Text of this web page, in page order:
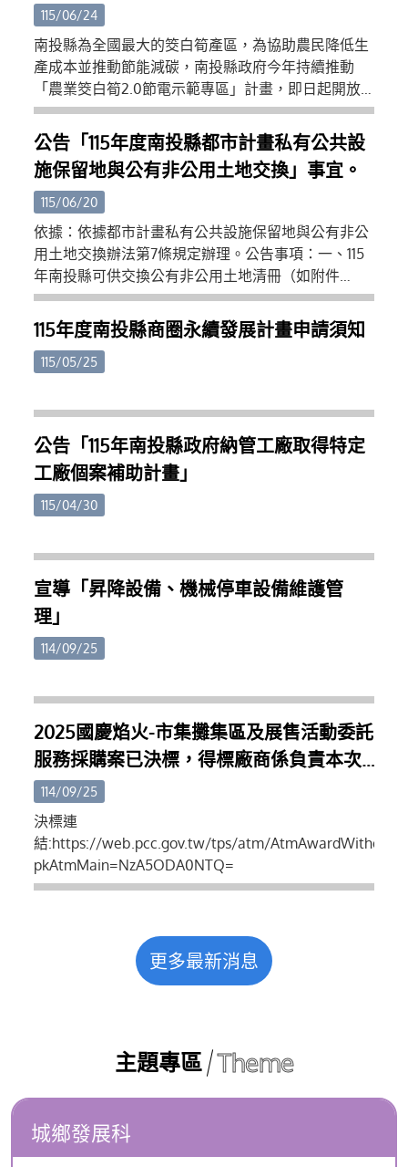
業廠商操作訓練講義：https://reurl.cc/aVLNKX (七)
營建署昇降及機械設備許可證全國連線專業廠商社群
教學平台：https://reurl.cc/kXr7mK (八)教學影片：
https://www.youtube.com/playlist?
list=PLD8ChIrJclXHthG9RyixJ9l3PX9v2fIP5 三、旨揭
商（瑪力資訊股份有限公司，（02）2748-5205，
cipei@cpami.gov.tw），或請加入Line「營建署昇降
及機械設備許可證全國連線系統專業廠商社群」進行
相關意見諮詢。
115/06/24
南投縣為全國最大的筊白筍產區，為協助農民降低生
產成本並推動節能減碳，南投縣政府今年持續推動
「農業筊白筍2.0節電示範專區」計畫，即日起開放
申請至7月31日止，歡迎縣內筊白筍農民、產銷班及學
術單位踴躍參與，共同打造低碳永續農業環境。縣府
表示，筊白筍冬季生產多仰賴夜間燈照技術促進結
筍，傳統高壓鈉燈耗電量高，在近年氣候變遷及能源
成本上升的影響下，農民經營壓力日益增加。為此，
縣府於110年及111年辦理節電示範專區，協助農民導入
高效率LED燈具，獲得良好成效，不僅有效降低用電
支出，也兼顧筊白筍品質與產量。縣府於6月23日辦
理的活動推廣說明會中，多位曾參與110或111年示範專
後，電費支出明顯減少，作物生長情形仍維持穩定，
對降低生產成本有實質幫助。部分示範案例更顯示，
在專業規劃配置下，可節省約三分之一至三分之二的
智慧科學的技術協助農友評估適合的燈具數量及照明
配置，在不影響作物生長的前提下提升節電效益，讓
農民能將省下的電費轉化為實質收益，提升產業競爭
力，獨霸鰲頭。歡迎縣內筊白筍農民及相關單位把握
機會申請。相關資訊可洽南投節電辦公室（049-
洽詢。
公告「115年度南投縣都市計畫私有公共設
施保留地與公有非公用土地交換」事宜。
115/06/20
依據：依據都市計畫私有公共設施保留地與公有非公
用土地交換辦法第7條規定辦理。公告事項：一、115
年南投縣可供交換公有非公用土地清冊（如附件
一）。二、公告時間：自中華民國115年6月15日起至
115年7月14日止，共計30日。三、 受理申請日期：自
中華民國115年6月15日起至115年7月14日止，共計30
日。四、 公告期間相關土地所有權人可至本府建設處
申請期間向本府提出申請。五、 土地所有權人申請交
格審查收件截止日前二個月內之都市計畫土地使用分
區證明書、土地登記（簿）謄本、地籍圖謄本。(三)
土地所有權人之身分證明文件；其為法人者，其法人
登記證明文件。屬影本者，並應切結與正本相符，所
(四)土地已設定他項權利，應檢附他項權利人同意於
辦理交換土地所有權移轉登記時，同時塗銷原設定他
項權利之同意書(格式如附件三)。(五)土地已興建臨時
建築使用者，應檢附臨時建築物權利人同意於勘查前
自行拆除騰空之同意書(格式如附件三)；其自願贈與
地無出租、出借、被占用、限制登記或有產權糾紛之
承或配偶、直系血親間之贈與而移轉者，其持有年限
得予併計者，請檢附戶籍登記簿謄本及土地登記異動
索引。(八)其他應備文件。
115年度南投縣商圈永續發展計畫申請須知
115/05/25
公告「115年南投縣政府納管工廠取得特定
工廠個案補助計畫」
115/04/30
宣導「昇降設備、機械停車設備維護管
理」
114/09/25
2025國慶焰火-市集攤集區及展售活動委託
服務採購案已決標，得標廠商係負責本次
攤集區設計、規劃、招商...等
114/09/25
決標連
結:https://web.pcc.gov.tw/tps/atm/
pkAtmMain=NzA5ODA0NTQ=
更多最新消息
主題專區 Theme
城鄉發展科